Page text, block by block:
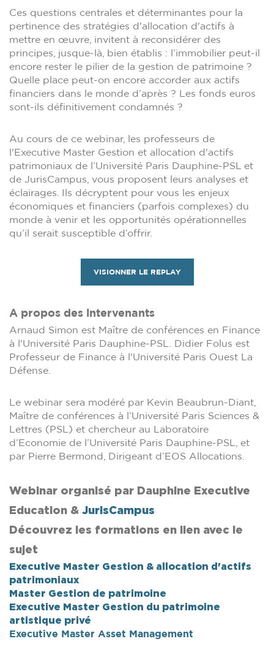
Ces questions centrales et déterminantes pour la
pertinence des stratégies d'allocation d'actifs à
mettre en œuvre, invitent à reconsidérer des
principes, jusque-là, bien établis : l’immobilier peut-il
encore rester le pilier de la gestion de patrimoine ?
Quelle place peut-on encore accorder aux actifs
financiers dans le monde d’après ? Les fonds euros
sont-ils définitivement condamnés ?
Au cours de ce webinar, les professeurs de
l'Executive Master Gestion et allocation d'actifs
patrimoniaux de l’Université Paris Dauphine-PSL et
de JurisCampus, vous proposent leurs analyses et
éclairages. Ils décryptent pour vous les enjeux
économiques et financiers (parfois complexes) du
monde à venir et les opportunités opérationnelles
qu’il serait susceptible d’offrir.
VISIONNER LE REPLAY
A propos des intervenants
Arnaud Simon est Maître de conférences en Finance
à l'Université Paris Dauphine-PSL. Didier Folus est
Professeur de Finance à l'Université Paris Ouest La
Défense.
Le webinar sera modéré par Kevin Beaubrun-Diant,
Maître de conférences à l’Université Paris Sciences &
Lettres (PSL) et chercheur au Laboratoire
d’Economie de l’Université Paris Dauphine-PSL, et
par Pierre Bermond, Dirigeant d’EOS Allocations.
Webinar organisé par Dauphine Executive
Education & JurisCampus
Découvrez les formations en lien avec le
sujet
Executive Master Gestion & allocation d'actifs
patrimoniaux
Master Gestion de patrimoine
Executive Master Gestion du patrimoine
artistique privé
Executive Master Asset Management